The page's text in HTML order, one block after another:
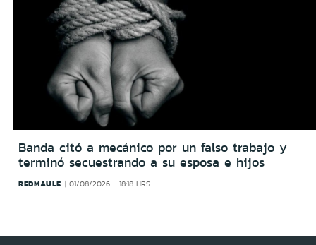
Banda citó a mecánico por un falso trabajo y
terminó secuestrando a su esposa e hijos
REDMAULE 01/08/2026 - 18:18 HRS